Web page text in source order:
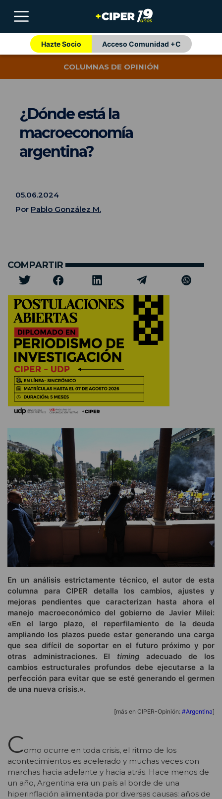
Hazte Socio Acceso Comunidad +C
COLUMNAS DE OPINIÓN
¿Dónde está la
macroeconomía
argentina?
05.06.2024
Por Pablo González M.
COMPARTIR
En un análisis estrictamente técnico, el autor de esta
columna para CIPER detalla los cambios, ajustes y
mejoras pendientes que caracterizan hasta ahora el
manejo macroeconómico del gobierno de Javier Milei:
«En el largo plazo, el reperfilamiento de la deuda
ampliando los plazos puede estar generando una carga
que sea difícil de soportar en el futuro próximo y por
otras administraciones. El timing adecuado de los
cambios estructurales profundos debe ejecutarse a la
perfección para evitar que se esté generando el germen
de una nueva crisis.».
[más en CIPER-Opinión: #Argentina]
Como ocurre en toda crisis, el ritmo de los
acontecimientos es acelerado y muchas veces con
marchas hacia adelante y hacia atrás. Hace menos de
un año, Argentina era un país al borde de una
hiperinflación alimentada por diversas causas: años de